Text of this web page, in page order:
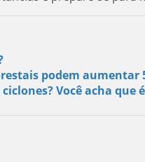
podem aumentar
Você acha